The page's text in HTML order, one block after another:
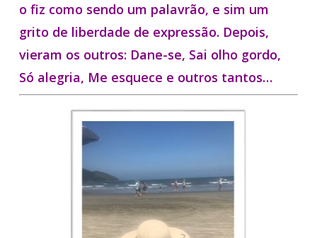
o fiz como sendo um palavrão, e sim um
grito de liberdade de expressão. Depois,
vieram os outros: Dane-se, Sai olho gordo,
Só alegria, Me esquece e outros tantos…